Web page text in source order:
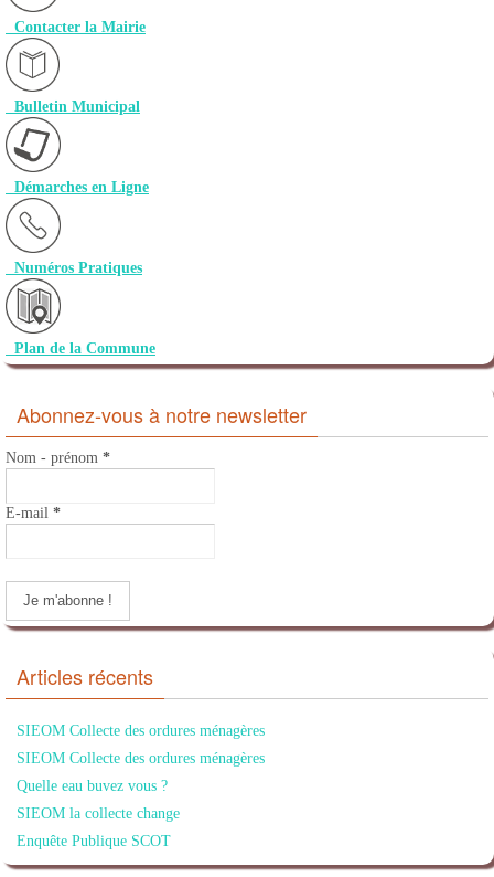
Contacter la Mairie
Bulletin Municipal
Démarches en Ligne
Numéros Pratiques
Plan de la Commune
Abonnez-vous à notre newsletter
Nom - prénom *
E-mail *
Articles récents
SIEOM Collecte des ordures ménagères
SIEOM Collecte des ordures ménagères
Quelle eau buvez vous ?
SIEOM la collecte change
Enquête Publique SCOT